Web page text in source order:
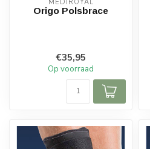
MEDIROYAL
Origo Polsbrace
€35,95
Op voorraad